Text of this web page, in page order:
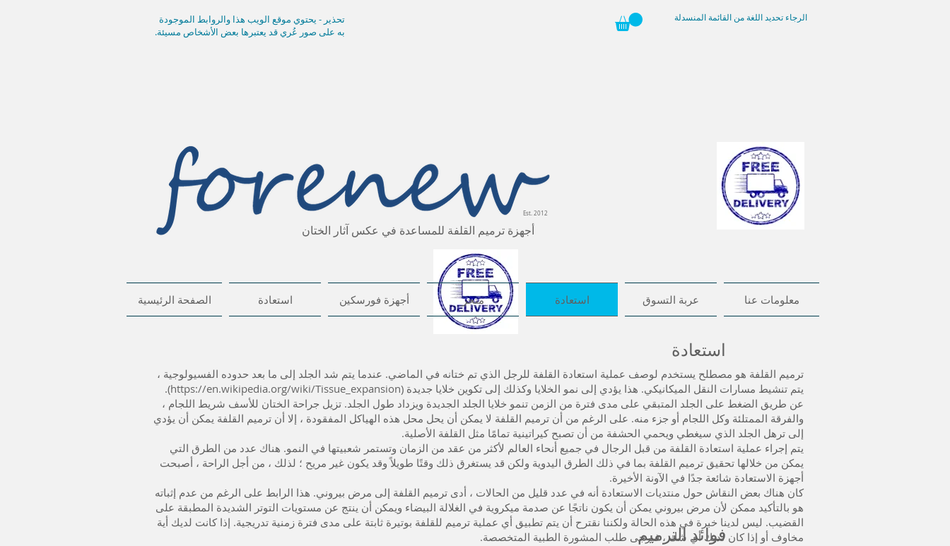
تحذير - يحتوي موقع الويب هذا والروابط الموجودة
به على صور عُري قد يعتبرها بعض الأشخاص مسيئة.
الرجاء تحديد اللغة من القائمة المنسدلة
أجهزة ترميم القلفة للمساعدة في عكس آثار الختان
Est. 2012
الصفحة الرئيسية استعادة أجهزة فورسكين متجر استعادة عربة التسوق معلومات عنا
استعادة
ترميم القلفة هو مصطلح يستخدم لوصف عملية استعادة القلفة للرجل الذي تم ختانه في الماضي. عندما يتم شد الجلد إلى ما بعد حدوده الفسيولوجية ،
يتم تنشيط مسارات النقل الميكانيكي. هذا يؤدي إلى نمو الخلايا وكذلك إلى تكوين خلايا جديدة (https://en.wikipedia.org/wiki/Tissue_expansion).
عن طريق الضغط على الجلد المتبقي على مدى فترة من الزمن تنمو خلايا الجلد الجديدة ويزداد طول الجلد. تزيل جراحة الختان للأسف شريط اللجام ،
والفرقة الممتلئة وكل اللجام أو جزء منه. على الرغم من أن ترميم القلفة لا يمكن أن يحل محل هذه الهياكل المفقودة ، إلا أن ترميم القلفة يمكن أن يؤدي
إلى ترهل الجلد الذي سيغطي ويحمي الحشفة من أن تصبح كيراتينية تمامًا مثل القلفة الأصلية.
يتم إجراء عملية استعادة القلفة من قبل الرجال في جميع أنحاء العالم لأكثر من عقد من الزمان وتستمر شعبيتها في النمو. هناك عدد من الطرق التي
يمكن من خلالها تحقيق ترميم القلفة بما في ذلك الطرق اليدوية ولكن قد يستغرق ذلك وقتًا طويلاً وقد يكون غير مريح ؛ لذلك ، من أجل الراحة ، أصبحت
أجهزة الاستعادة شائعة جدًا في الآونة الأخيرة.
كان هناك بعض النقاش حول منتديات الاستعادة أنه في عدد قليل من الحالات ، أدى ترميم القلفة إلى مرض بيروني. هذا الرابط على الرغم من عدم إثباته
هو بالتأكيد ممكن لأن مرض بيروني يمكن أن يكون ناتجًا عن صدمة ميكروية في الغلالة البيضاء ويمكن أن ينتج عن مستويات التوتر الشديدة المطبقة على
القضيب. ليس لدينا خبرة في هذه الحالة ولكننا نقترح أن يتم تطبيق أي عملية ترميم للقلفة بوتيرة ثابتة على مدى فترة زمنية تدريجية. إذا كانت لديك أية
مخاوف أو إذا كان لديك أي شك ، فيرجى طلب المشورة الطبية المتخصصة.
فوائد الترميم